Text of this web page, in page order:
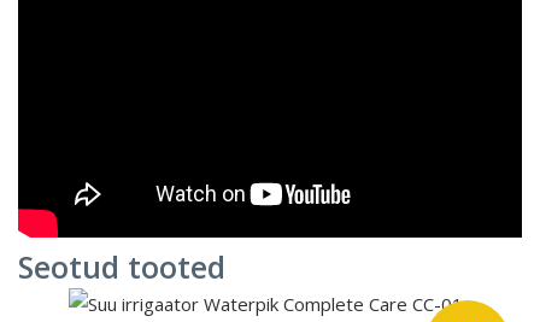
Seotud tooted